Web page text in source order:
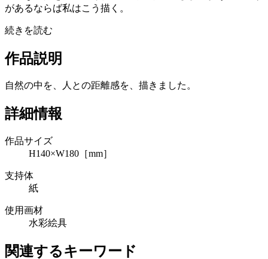
があるならば私はこう描く。
続きを読む
作品説明
自然の中を、人との距離感を、描きました。
詳細情報
作品サイズ
H140×W180［mm］
支持体
紙
使用画材
水彩絵具
関連するキーワード